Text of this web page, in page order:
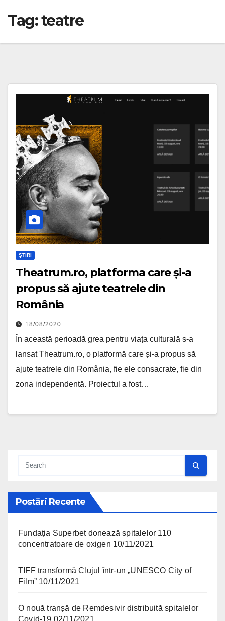
Tag:teatre
ȘTIRI
Theatrum.ro, platforma care și-a
propus să ajute teatrele din
România
18/08/2020
În această perioadă grea pentru viața culturală s-a
lansat Theatrum.ro, o platformă care și-a propus să
ajute teatrele din România, fie ele consacrate, fie din
zona independentă. Proiectul a fost…
Postări Recente
Fundația Superbet donează spitalelor 110
concentratoare de oxigen 10/11/2021
TIFF transformă Clujul într-un „UNESCO City of
Film” 10/11/2021
O nouă tranșă de Remdesivir distribuită spitalelor